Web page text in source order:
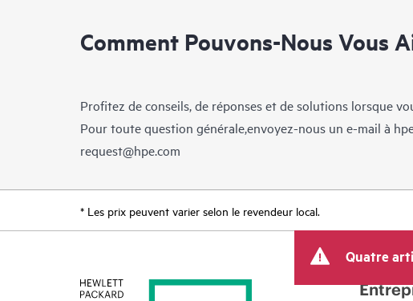
Comment Pouvons-Nous Vous
Profitez de conseils, de réponses et de solutions lorsque
Pour toute question générale,envoyez-nous un e-mail à
request@hpe.com
* Les prix peuvent varier selon le revendeur local.
Quatre